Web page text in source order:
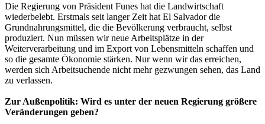
Die Regierung von Präsident Funes hat die Landwirtschaft
wiederbelebt. Erstmals seit langer Zeit hat El Salvador die
Grundnahrungsmittel, die die Bevölkerung verbraucht, selbst
produziert. Nun müssen wir neue Arbeitsplätze in der
Weiterverarbeitung und im Export von Lebensmitteln schaffen und
so die gesamte Ökonomie stärken. Nur wenn wir das erreichen,
werden sich Arbeitsuchende nicht mehr gezwungen sehen, das Land
zu verlassen.
Zur Außenpolitik: Wird es unter der neuen Regierung größere
Veränderungen geben?